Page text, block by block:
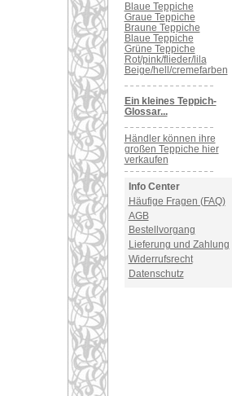
Blaue Teppiche
Graue Teppiche
Braune Teppiche
Blaue Teppiche
Grüne Teppiche
Rot/pink/flieder/lila
Beige/hell/cremefarben
Ein kleines Teppich-
Glossar...
Händler können ihre
großen Teppiche hier
verkaufen
Info Center
Häufige Fragen (FAQ)
AGB
Bestellvorgang
Lieferung und Zahlung
Widerrufsrecht
Datenschutz